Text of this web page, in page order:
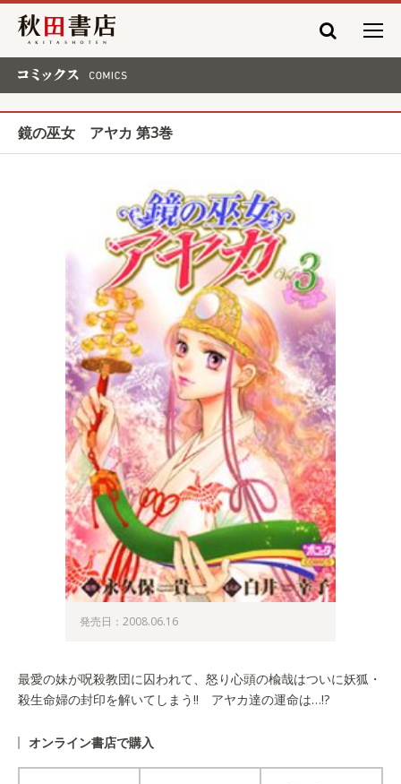
秋田書店
鏡の巫女 アヤカ 第3巻
発売日：2008.06.16
最愛の妹が呪殺教団に囚われて、怒り心頭の楡哉はついに妖狐・
殺生命婦の封印を解いてしまう!! アヤカ達の運命は…!?
オンライン書店で購入